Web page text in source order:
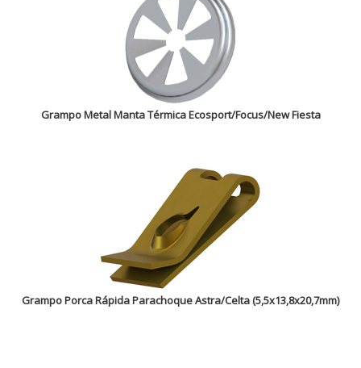
Grampo Metal Manta Térmica Ecosport/Focus/New Fiesta
Grampo Porca Rápida Parachoque Astra/Celta (5,5x13,8x20,7mm)